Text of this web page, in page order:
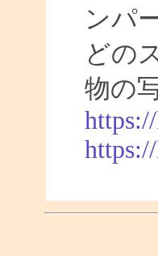
ンパ
どの
物の